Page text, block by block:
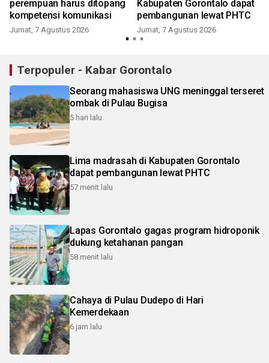
perempuan harus ditopang
kompetensi komunikasi
Jumat, 7 Agustus 2026
Kabupaten Gorontalo dapat
pembangunan lewat PHTC
Jumat, 7 Agustus 2026
Terpopuler - Kabar Gorontalo
Seorang mahasiswa UNG meninggal terseret
ombak di Pulau Bugisa
5 hari lalu
Lima madrasah di Kabupaten Gorontalo
dapat pembangunan lewat PHTC
57 menit lalu
Lapas Gorontalo gagas program hidroponik
dukung ketahanan pangan
58 menit lalu
Cahaya di Pulau Dudepo di Hari
Kemerdekaan
6 jam lalu